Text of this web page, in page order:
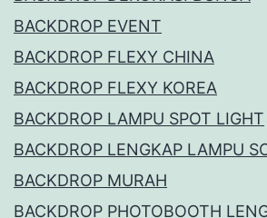
BACKDROP EVENT
BACKDROP FLEXY CHINA
BACKDROP FLEXY KOREA
BACKDROP LAMPU SPOT LIGHT
BACKDROP LENGKAP LAMPU
BACKDROP MURAH
BACKDROP PHOTOBOOTH